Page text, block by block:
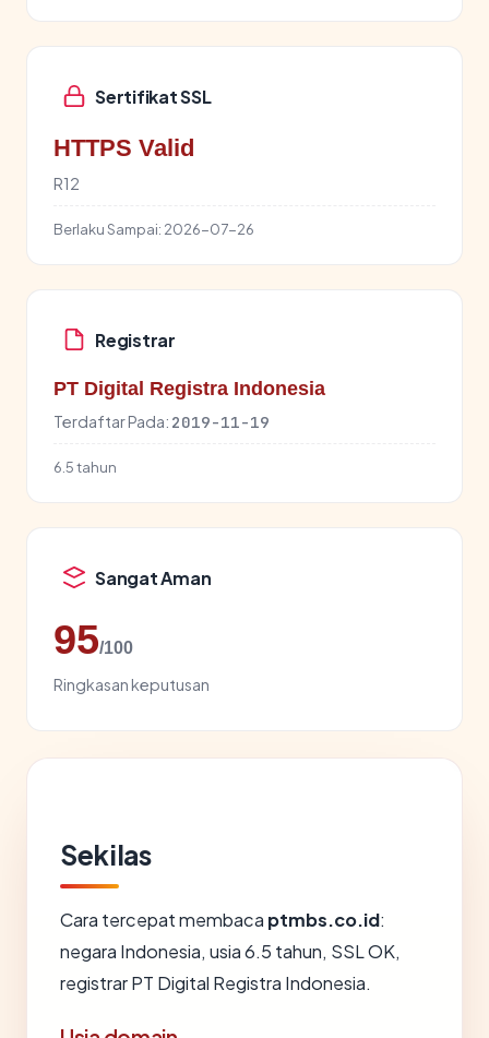
Sertifikat SSL
HTTPS Valid
R12
Berlaku Sampai: 2026-07-26
Registrar
PT Digital Registra Indonesia
Terdaftar Pada: 2019-11-19
6.5 tahun
Sangat Aman
95/100
Ringkasan keputusan
Sekilas
Cara tercepat membaca ptmbs.co.id:
negara Indonesia, usia 6.5 tahun, SSL OK,
registrar PT Digital Registra Indonesia.